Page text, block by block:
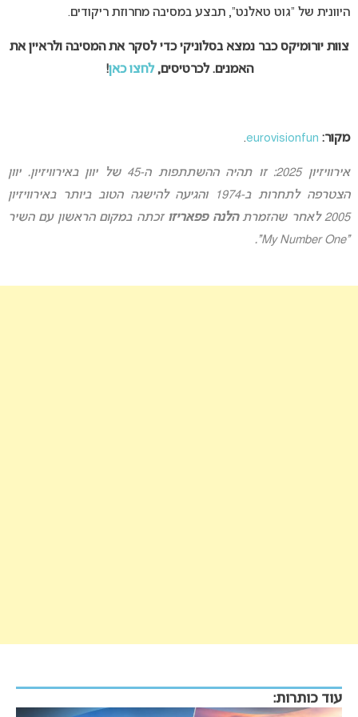
היוונית של “גוט טאלנט”, תבצע במסיבה מחרוזת ריקודים.
צוות יורומיקס כבר נמצא בסלוניקי כדי לסקר את המסיבה ולראיין את
האמנים. לכרטיסים,לחצו כאן!
מקור: eurovisionfun
.
אירוויזיון 2025: זו תהיה ההשתתפות ה-45 של יוון באירוויזיון. יוון
הצטרפה לתחרות ב-1974 והגיעה להישגה הטוב ביותר באירוויזיון
2005 לאחר שהזמרת
הלנה פפאריזו זכתה במקום הראשון עם השיר
“My Number One”.
עוד כותרות: